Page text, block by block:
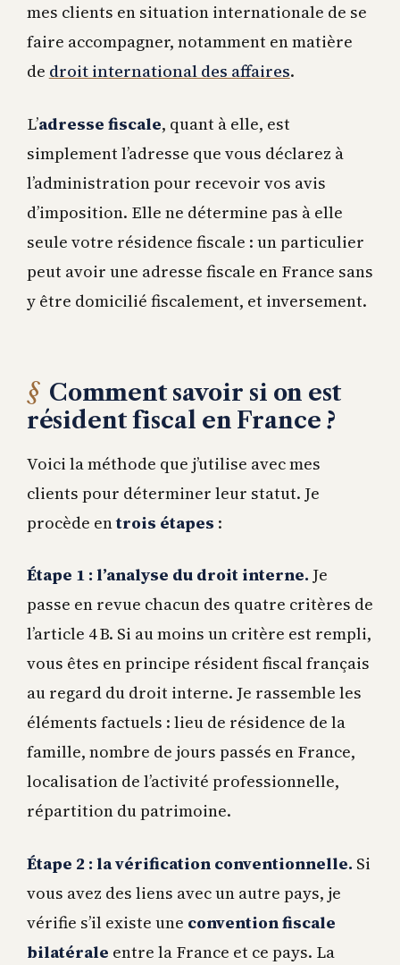
mes clients en situation internationale de se
faire accompagner, notamment en matière
de droit international des affaires.
L’adresse fiscale, quant à elle, est
simplement l’adresse que vous déclarez à
l’administration pour recevoir vos avis
d’imposition. Elle ne détermine pas à elle
seule votre résidence fiscale : un particulier
peut avoir une adresse fiscale en France sans
y être domicilié fiscalement, et inversement.
Comment savoir si on est
résident fiscal en France ?
Voici la méthode que j’utilise avec mes
clients pour déterminer leur statut. Je
procède entrois étapes :
Étape 1 : l’analyse du droit interne. Je
passe en revue chacun des quatre critères de
l’article 4 B. Si au moins un critère est rempli,
vous êtes en principe résident fiscal français
au regard du droit interne. Je rassemble les
éléments factuels : lieu de résidence de la
famille, nombre de jours passés en France,
localisation de l’activité professionnelle,
répartition du patrimoine.
Étape 2 : la vérification conventionnelle. Si
vous avez des liens avec un autre pays, je
vérifie s’il existe une convention fiscale
bilatérale entre la France et ce pays. La